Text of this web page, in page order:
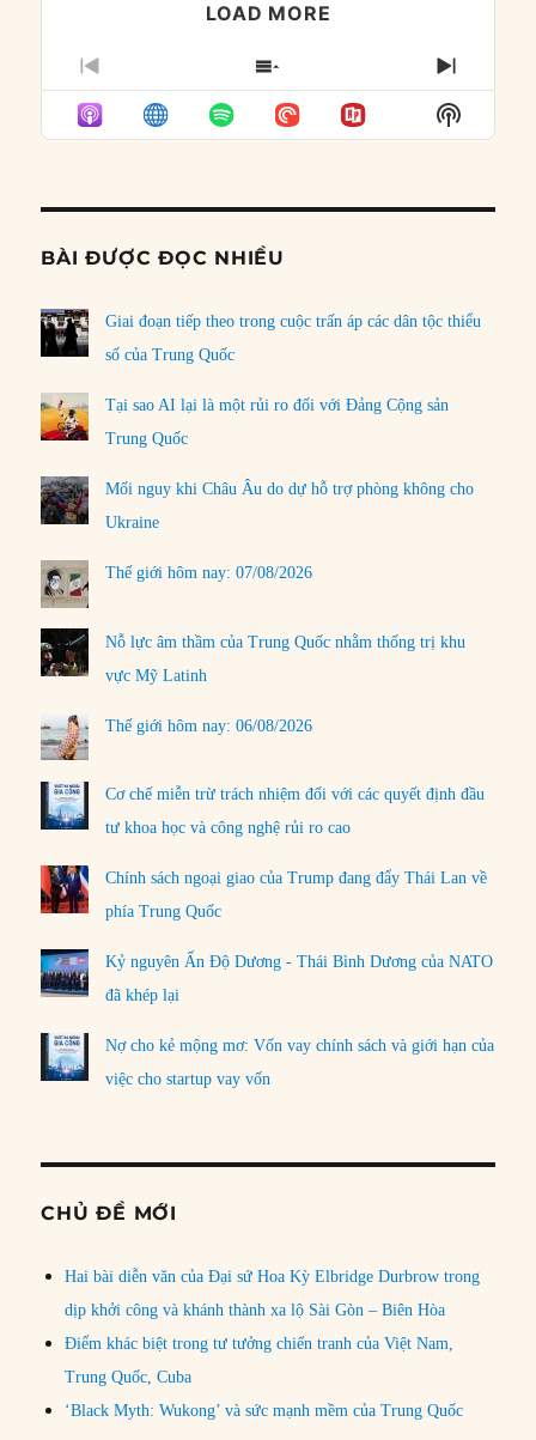
LOAD MORE
PREVIOUS
EPISODE
SHOW
EPISODES
LIST
NEXT
Show
Podcast
BÀI ĐƯỢC ĐỌC NHIỀU
Giai đoạn tiếp theo trong cuộc trấn áp các dân tộc thiểu
số của Trung Quốc
Tại sao AI lại là một rủi ro đối với Đảng Cộng sản
Trung Quốc
Mối nguy khi Châu Âu do dự hỗ trợ phòng không cho
Ukraine
Thế giới hôm nay: 07/08/2026
Nỗ lực âm thầm của Trung Quốc nhằm thống trị khu
vực Mỹ Latinh
Thế giới hôm nay: 06/08/2026
Cơ chế miễn trừ trách nhiệm đối với các quyết định đầu
tư khoa học và công nghệ rủi ro cao
Chính sách ngoại giao của Trump đang đẩy Thái Lan về
phía Trung Quốc
Kỷ nguyên Ấn Độ Dương - Thái Bình Dương của NATO
đã khép lại
Nợ cho kẻ mộng mơ: Vốn vay chính sách và giới hạn của
việc cho startup vay vốn
CHỦ ĐỀ MỚI
Hai bài diễn văn của Đại sứ Hoa Kỳ Elbridge Durbrow trong
dịp khởi công và khánh thành xa lộ Sài Gòn – Biên Hòa
Điểm khác biệt trong tư tưởng chiến tranh của Việt Nam,
Trung Quốc, Cuba
‘Black Myth: Wukong’ và sức mạnh mềm của Trung Quốc